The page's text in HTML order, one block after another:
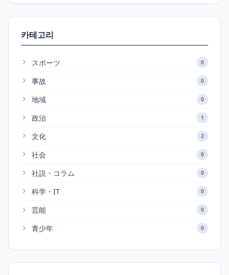
카테고리
スポーツ 0
事故 0
地域 0
政治 1
文化 2
社会 0
社説・コラム 0
科学・IT 0
芸能 0
青少年 0